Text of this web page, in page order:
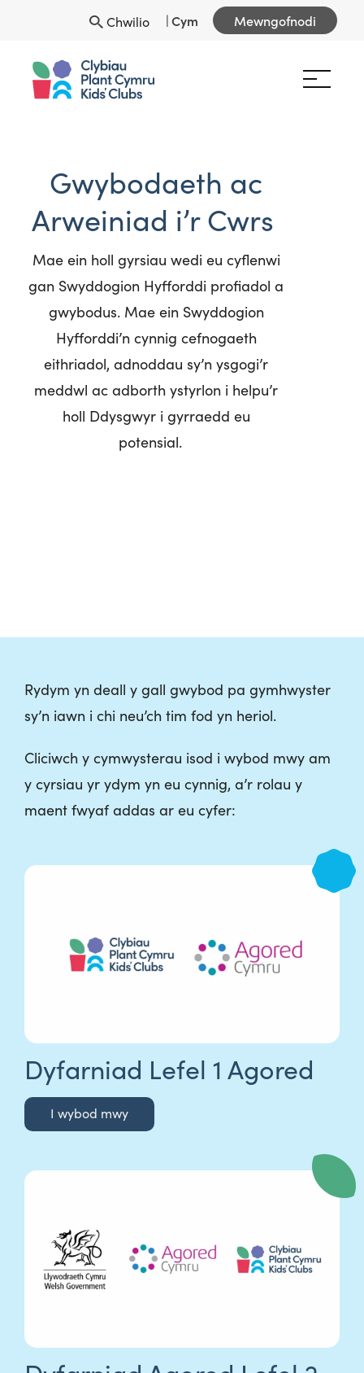
Chwilio |Cym Mewngofnodi
Gwybodaeth ac
Arweiniad i’r Cwrs
Mae ein holl gyrsiau wedi eu cyflenwi
gan Swyddogion Hyfforddi profiadol a
gwybodus. Mae ein Swyddogion
Hyfforddi’n cynnig cefnogaeth
eithriadol, adnoddau sy’n ysgogi’r
meddwl ac adborth ystyrlon i helpu’r
holl Ddysgwyr i gyrraedd eu
potensial.
Rydym yn deall y gall gwybod pa gymhwyster
sy’n iawn i chi neu’ch tim fod yn heriol.
Cliciwch y cymwysterau isod i wybod mwy am
y cyrsiau yr ydym yn eu cynnig, a’r rolau y
maent fwyaf addas ar eu cyfer:
Dyfarniad Lefel 1 Agored
I wybod mwy